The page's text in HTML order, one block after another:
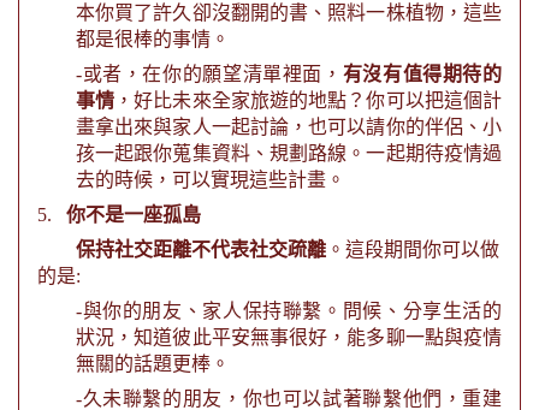
本你買了許久卻沒翻開的書、照料一株植物，這些
都是很棒的事情。
-或者，在你的願望清單裡面， 有沒有值得期待的
事情 ，好比未來全家旅遊的地點？你可以把這個計
畫拿出來與家人一起討論，也可以請你的伴侶、小
孩一起跟你蒐集資料、規劃路線。一起期待疫情過
去的時候，可以實現這些計畫。
5.
你不是一座孤島
保持社交距離不代表社交疏離 。這段期間你可以做
的是:
-與你的朋友、家人保持聯繫。問候、分享生活的
狀況，知道彼此平安無事很好，能多聊一點與疫情
無關的話題更棒。
-久未聯繫的朋友，你也可以試著聯繫他們，重建